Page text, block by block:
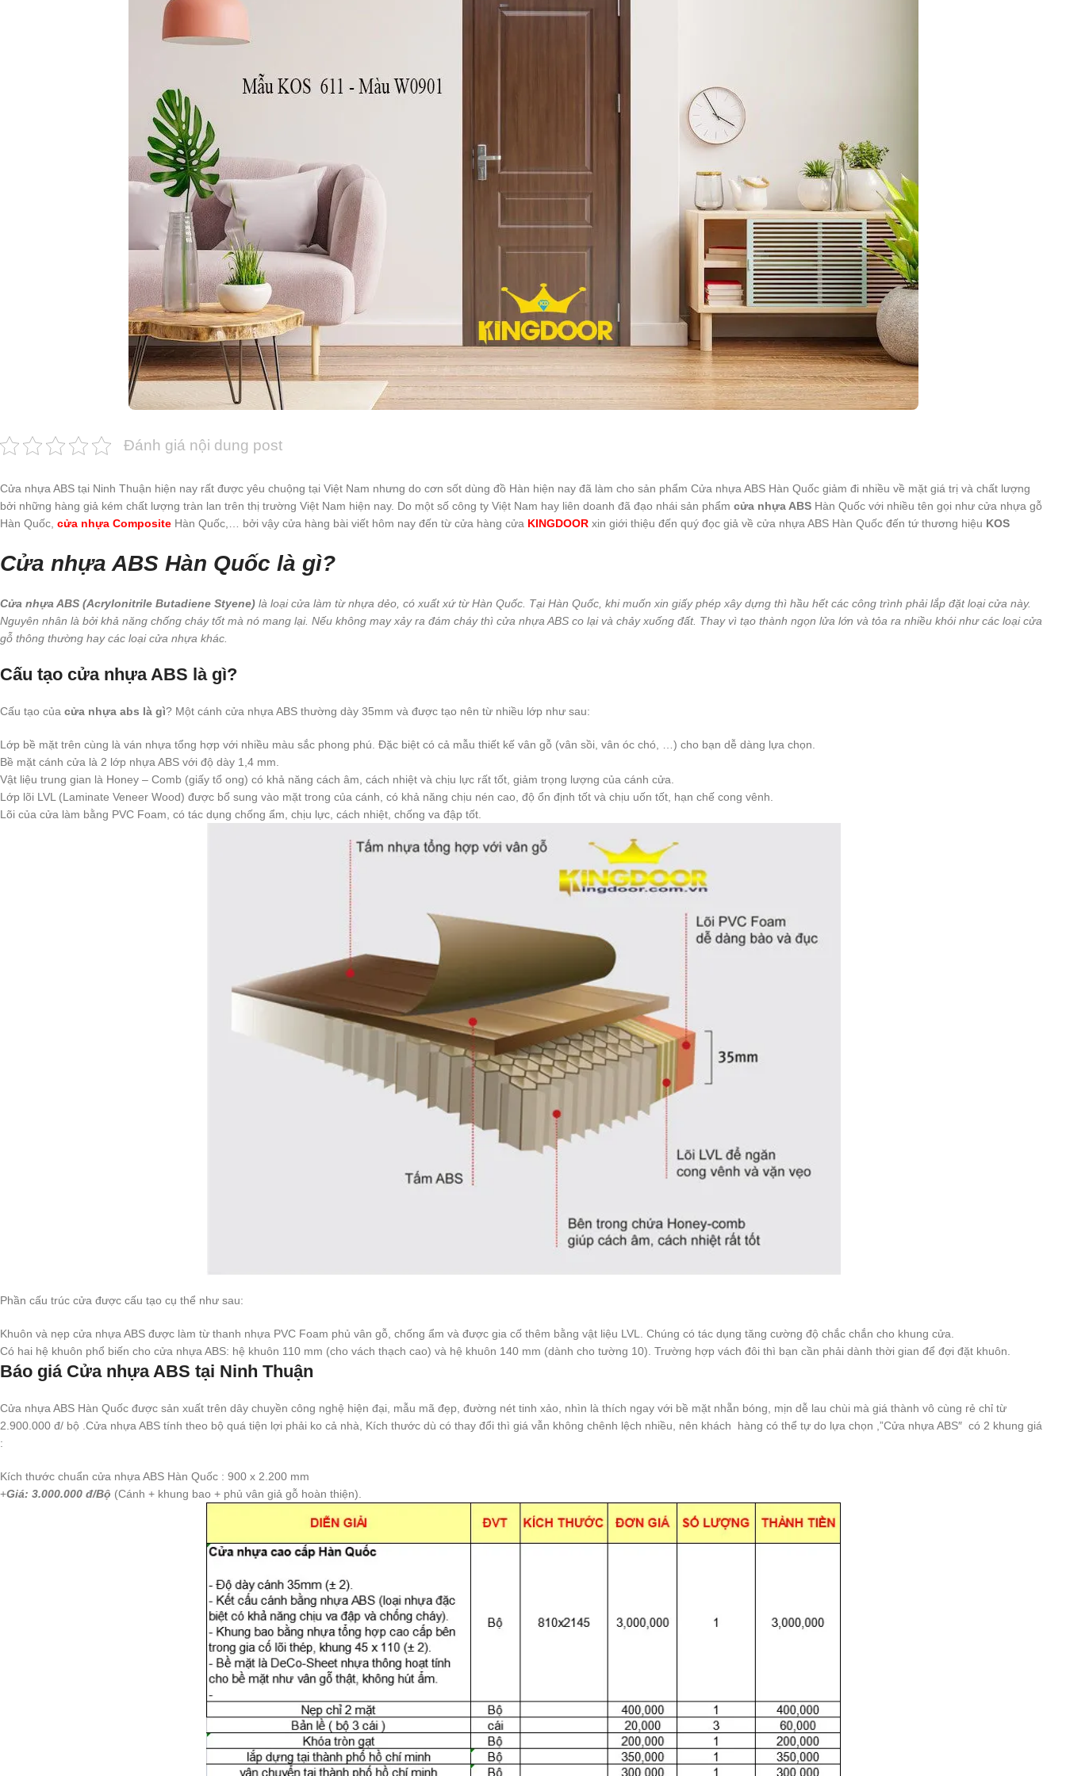
Đánh giá nội dung post
Cửa nhựa ABS tại Ninh Thuận hiện nay rất được yêu chuộng tại Việt Nam nhưng do cơn sốt dùng đồ Hàn hiện nay đã làm cho sản phẩm Cửa nhựa ABS Hàn Quốc giảm đi nhiều về mặt giá trị và chất lượng
bởi những hàng giả kém chất lượng tràn lan trên thị trường Việt Nam hiện nay. Do một số công ty Việt Nam hay liên doanh đã đạo nhái sản phẩm cửa nhựa ABS Hàn Quốc với nhiều tên gọi như cửa nhựa gỗ
Hàn Quốc, cửa nhựa Composite Hàn Quốc,… bởi vậy cửa hàng bài viết hôm nay đến từ cửa hàng cửa KINGDOOR xin giới thiệu đến quý đọc giả về cửa nhựa ABS Hàn Quốc đến tứ thương hiệu KOS
Cửa nhựa ABS Hàn Quốc là gì?
Cửa nhựa ABS (Acrylonitrile Butadiene Styene) là loại cửa làm từ nhựa dẻo, có xuất xứ từ Hàn Quốc. Tại Hàn Quốc, khi muốn xin giấy phép xây dựng thì hầu hết các công trình phải lắp đặt loại cửa này.
Nguyên nhân là bởi khả năng chống cháy tốt mà nó mang lại. Nếu không may xảy ra đám cháy thì cửa nhựa ABS co lại và chảy xuống đất. Thay vì tạo thành ngọn lửa lớn và tỏa ra nhiều khói như các loại cửa
gỗ thông thường hay các loại cửa nhựa khác.
Cấu tạo cửa nhựa ABS là gì?
Cấu tạo của cửa nhựa abs là gì? Một cánh cửa nhựa ABS thường dày 35mm và được tạo nên từ nhiều lớp như sau:
Lớp bề mặt trên cùng là ván nhựa tổng hợp với nhiều màu sắc phong phú. Đặc biệt có cả mẫu thiết kế vân gỗ (vân sồi, vân óc chó, …) cho bạn dễ dàng lựa chọn.
Bề mặt cánh cửa là 2 lớp nhựa ABS với độ dày 1,4 mm.
Vật liệu trung gian là Honey – Comb (giấy tổ ong) có khả năng cách âm, cách nhiệt và chịu lực rất tốt, giảm trọng lượng của cánh cửa.
Lớp lõi LVL (Laminate Veneer Wood) được bổ sung vào mặt trong của cánh, có khả năng chịu nén cao, độ ổn định tốt và chịu uốn tốt, hạn chế cong vênh.
Lõi của cửa làm bằng PVC Foam, có tác dụng chống ẩm, chịu lực, cách nhiệt, chống va đập tốt.
Phần cấu trúc cửa được cấu tạo cụ thể như sau:
Khuôn và nẹp cửa nhựa ABS được làm từ thanh nhựa PVC Foam phủ vân gỗ, chống ẩm và được gia cố thêm bằng vật liệu LVL. Chúng có tác dụng tăng cường độ chắc chắn cho khung cửa.
Có hai hệ khuôn phổ biến cho cửa nhựa ABS: hệ khuôn 110 mm (cho vách thạch cao) và hệ khuôn 140 mm (dành cho tường 10). Trường hợp vách đôi thì bạn cần phải dành thời gian để đợi đặt khuôn.
Báo giá Cửa nhựa ABS tại Ninh Thuận
Cửa nhựa ABS Hàn Quốc được sản xuất trên dây chuyền công nghệ hiện đại, mẫu mã đẹp, đường nét tinh xảo, nhìn là thích ngay với bề mặt nhẵn bóng, mịn dễ lau chùi mà giá thành vô cùng rẻ chỉ từ
2.900.000 đ/ bộ .Cửa nhựa ABS tính theo bộ quá tiện lợi phải ko cả nhà, Kích thước dù có thay đổi thì giá vẫn không chênh lệch nhiều, nên khách hàng có thể tự do lựa chọn ,”Cửa nhựa ABS″ có 2 khung giá
:
Kích thước chuẩn cửa nhựa ABS Hàn Quốc : 900 x 2.200 mm
+Giá: 3.000.000 đ/Bộ (Cánh + khung bao + phủ vân giả gỗ hoàn thiện).